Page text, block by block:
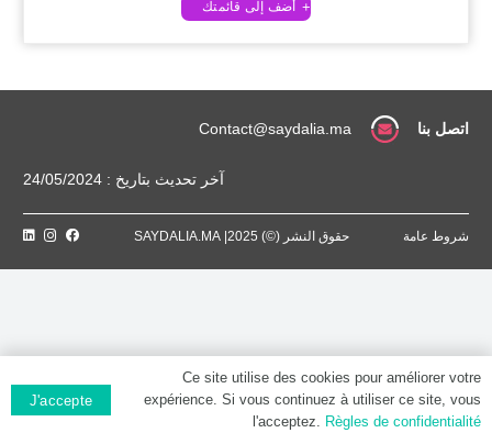
اتصل بنا Contact@saydalia.ma
آخر تحديث بتاريخ : 24/05/2024
شروط عامة حقوق النشر (©) 2025| SAYDALIA.MA
Ce site utilise des cookies pour améliorer votre
expérience. Si vous continuez à utiliser ce site, vous
l'acceptez. Règles de confidentialité
J'accepte